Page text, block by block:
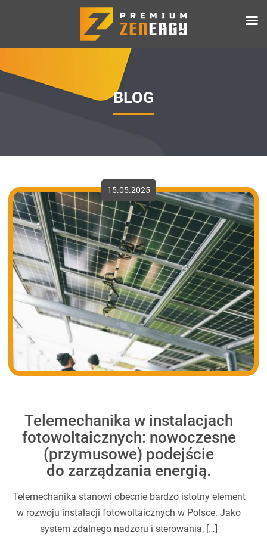
BLOG
15.05.2025
Telemechanika w instalacjach
fotowoltaicznych: nowoczesne
(przymusowe) podejście
do zarządzania energią.
Telemechanika stanowi obecnie bardzo istotny element
w rozwoju instalacji fotowoltaicznych w Polsce. Jako
system zdalnego nadzoru i sterowania, […]